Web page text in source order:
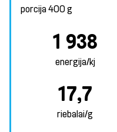
porcija400 g
1 938
energija/kj
17,7
riebalai/g